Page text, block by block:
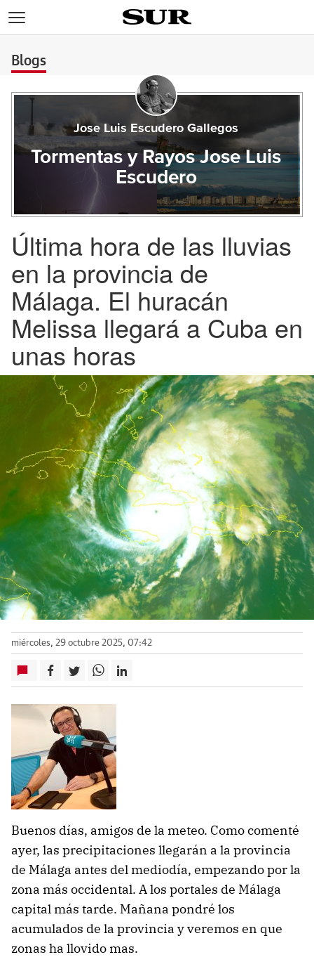
Blogs
Jose Luis Escudero Gallegos
Tormentas y Rayos Jose Luis
Escudero
Última hora de las lluvias
en la provincia de
Málaga. El huracán
Melissa llegará a Cuba en
unas horas
miércoles, 29 octubre 2025, 07:42
Buenos días, amigos de la meteo. Como comenté
ayer, las precipitaciones llegarán a la provincia
de Málaga antes del mediodía, empezando por la
zona más occidental. A los portales de Málaga
capital más tarde. Mañana pondré los
acumulados de la provincia y veremos en que
zonas ha llovido mas.